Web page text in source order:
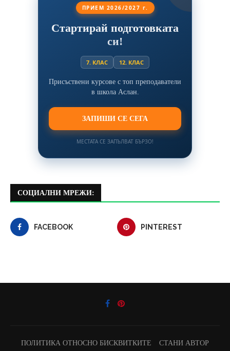
ПРИЕМ 2026/2027 г.
Стартирай подготовката
си!
7. КЛАС 12. КЛАС
Присъствени курсове с топ преподаватели
в школа Аслан.
ЗАПИШИ СЕ СЕГА
МЕСТАТА СЕ ЗАПЪЛВАТ БЪРЗО!
СОЦИАЛНИ МРЕЖИ:
FACEBOOK PINTEREST
ПОЛИТИКА ОТНОСНО БИСКВИТКИТЕ СТАНИ АВТОР